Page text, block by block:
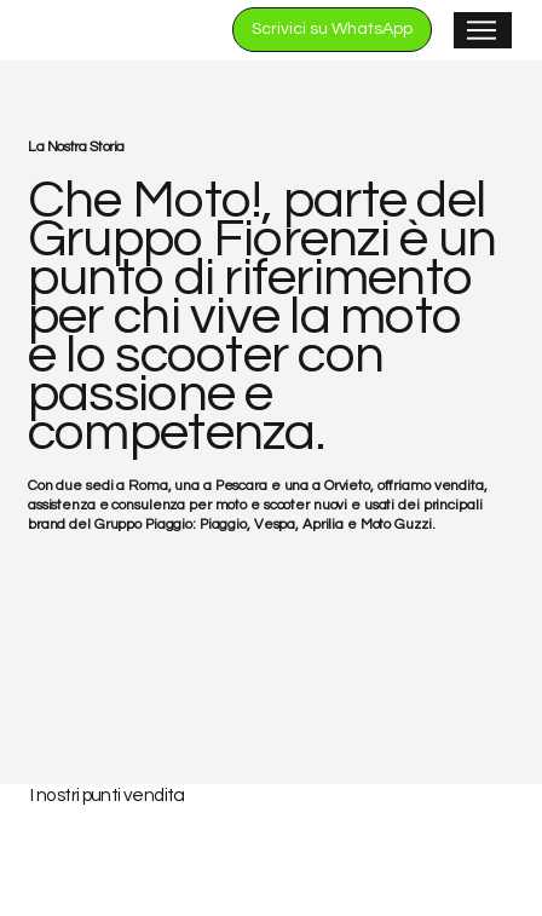
Scrivici su WhatsApp
I nostri punti vendita
La Nostra Storia
Che Moto!, parte del
Gruppo Fiorenzi è un
punto di riferimento
per chi vive la moto
e lo scooter con
passione e
competenza.
Con due sedi a Roma, una a Pescara e una a Orvieto, offriamo vendita,
assistenza e consulenza per moto e scooter nuovi e usati dei principali
brand del Gruppo Piaggio: Piaggio, Vespa, Aprilia e Moto Guzzi.